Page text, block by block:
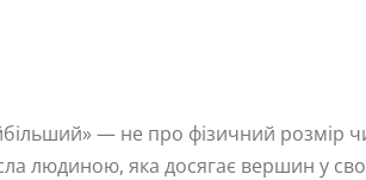
— не про фізичний розмір
людиною, яка досягає вершин у